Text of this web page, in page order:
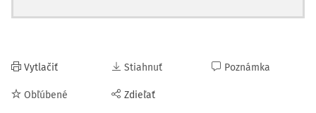
Vytlačiť
Obľúbené
Stiahnuť
Zdieľať
Poznámka